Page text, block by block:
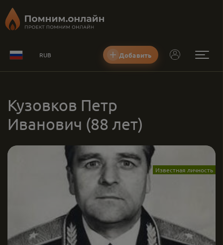
RUB Добавить
Кузовков Петр
Иванович (88 лет)
Известная личность